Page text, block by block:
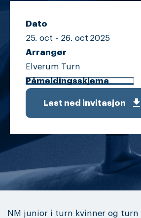
Dato
25. oct - 26. oct 2025
Arrangør
Elverum Turn
Påmeldingsskjema
Last ned invitasjon get_app
NM junior i turn kvinner og turn